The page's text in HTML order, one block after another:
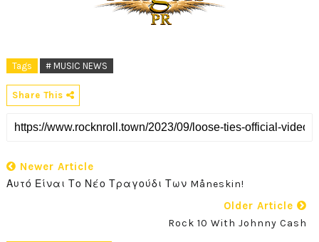
Tags # MUSIC NEWS
Share This
Newer Article
Αυτό Είναι Το Νέο Τραγούδι Των Måneskin!
Older Article
Rock 10 With Johnny Cash